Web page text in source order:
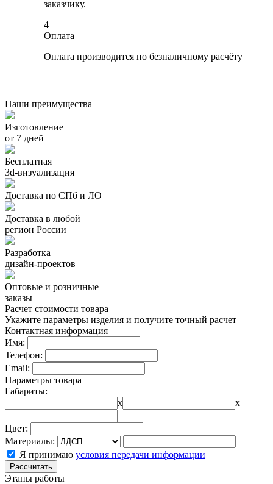
заказчику.
4
Оплата
Оплата производится по безналичному расчёту
Наши преимущества
Изготовление
от 7 дней
Бесплатная
3d-визуализация
Доставка по СПб и ЛО
Доставка в любой
регион России
Разработка
дизайн-проектов
Оптовые и розничные
заказы
Расчет стоимости товара
Укажите параметры изделия и получите точный расчет
Контактная информация
Имя:
Телефон:
Email:
Параметры товара
Габариты:
x
x
Цвет:
Материалы:
Я принимаю условия передачи информации
Рассчитать
Этапы работы